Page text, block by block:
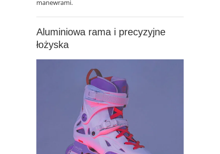
manewrami.
Aluminiowa rama i precyzyjne
łożyska